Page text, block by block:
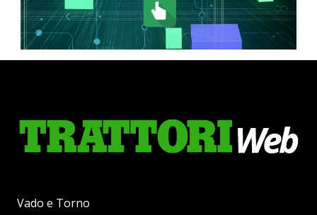
Vado e Torno